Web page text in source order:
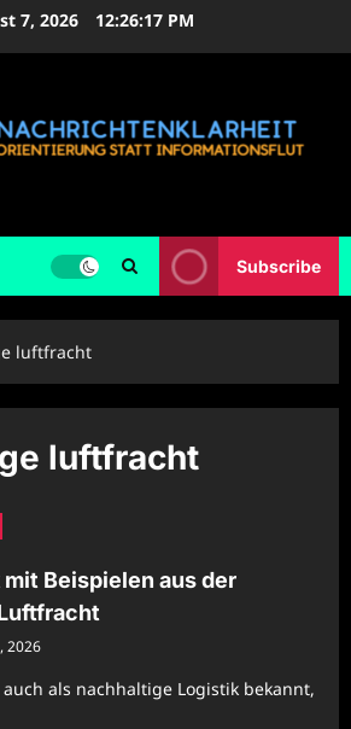
7, 2026 12:26:18 PM
Subscribe
luftfracht
luftfracht
Beispielen aus der
2026
als nachhaltige Logistik bekannt,